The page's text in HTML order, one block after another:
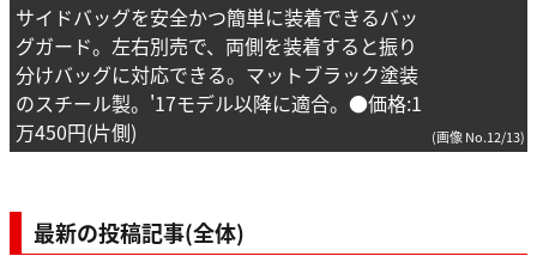
サイドバッグを安全かつ簡単に装着できるバッ
グガード。左右別売で、両側を装着すると振り
分けバッグに対応できる。マットブラック塗装
のスチール製。'17モデル以降に適合。●価格:1
万450円(片側)
(画像 No.12/13)
最新の投稿記事(全体)